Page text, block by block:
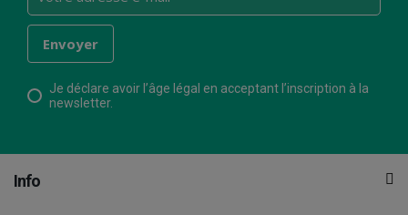
Je déclare avoir l’âge légal en acceptant l’inscription à la
newsletter.
Info